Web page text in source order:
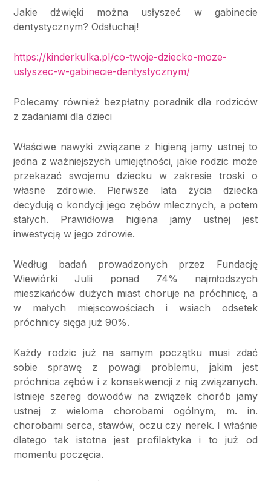
Jakie dźwięki można usłyszeć w gabinecie
dentystycznym? Odsłuchaj!
https://kinderkulka.pl/co-twoje-dziecko-moze-
uslyszec-w-gabinecie-dentystycznym/
Polecamy również bezpłatny poradnik dla rodziców
z zadaniami dla dzieci
Właściwe nawyki związane z higieną jamy ustnej to
jedna z ważniejszych umiejętności, jakie rodzic może
przekazać swojemu dziecku w zakresie troski o
własne zdrowie. Pierwsze lata życia dziecka
decydują o kondycji jego zębów mlecznych, a potem
stałych. Prawidłowa higiena jamy ustnej jest
inwestycją w jego zdrowie.
Według badań prowadzonych przez Fundację
Wiewiórki Julii ponad 74% najmłodszych
mieszkańców dużych miast choruje na próchnicę, a
w małych miejscowościach i wsiach odsetek
próchnicy sięga już 90%.
Każdy rodzic już na samym początku musi zdać
sobie sprawę z powagi problemu, jakim jest
próchnica zębów i z konsekwencji z nią związanych.
Istnieje szereg dowodów na związek chorób jamy
ustnej z wieloma chorobami ogólnym, m. in.
chorobami serca, stawów, oczu czy nerek. I właśnie
dlatego tak istotna jest profilaktyka i to już od
momentu poczęcia.